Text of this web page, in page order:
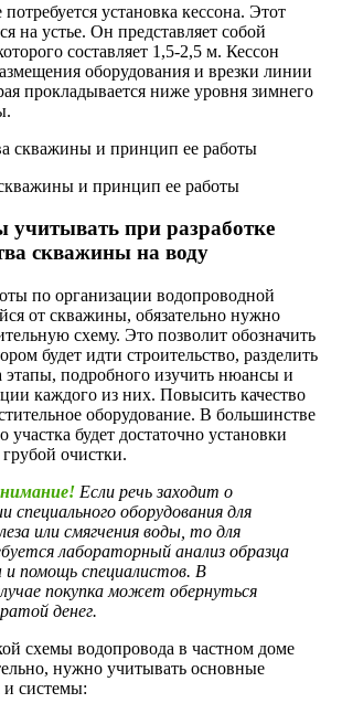
установка кессона. Этот
на устье. Он представляет собой
составляет 1,5-2,5 м. Кессон
оборудования и врезки линии
прокладывается ниже уровня зимнего
и принцип ее работы
учитывать при разработке
скважины на воду
по организации водопроводной
от скважины, обязательно нужно
схему. Это позволит обозначить
будет идти строительство, разделить
этапы, подробного изучить нюансы и
каждого из них. Повысить качество
оборудование. В большинстве
участка будет достаточно установки
очистки.
Если речь заходит о
специального оборудования для
или смягчения воды, то для
лабораторный анализ образца
помощь специалистов. В
покупка может обернуться
денег.
схемы водопровода в частном доме
нужно учитывать основные
и системы: